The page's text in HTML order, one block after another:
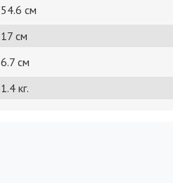
54.6 см
17 см
6.7 см
1.4 кг.